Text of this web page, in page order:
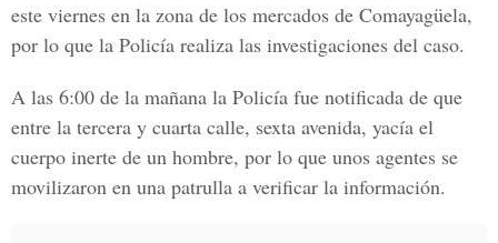
este viernes en la zona de los mercados de Comayagüela,
por lo que la Policía realiza las investigaciones del caso.
A las 6:00 de la mañana la Policía fue notificada de que
entre la tercera y cuarta calle, sexta avenida, yacía el
cuerpo inerte de un hombre, por lo que unos agentes se
movilizaron en una patrulla a verificar la información.